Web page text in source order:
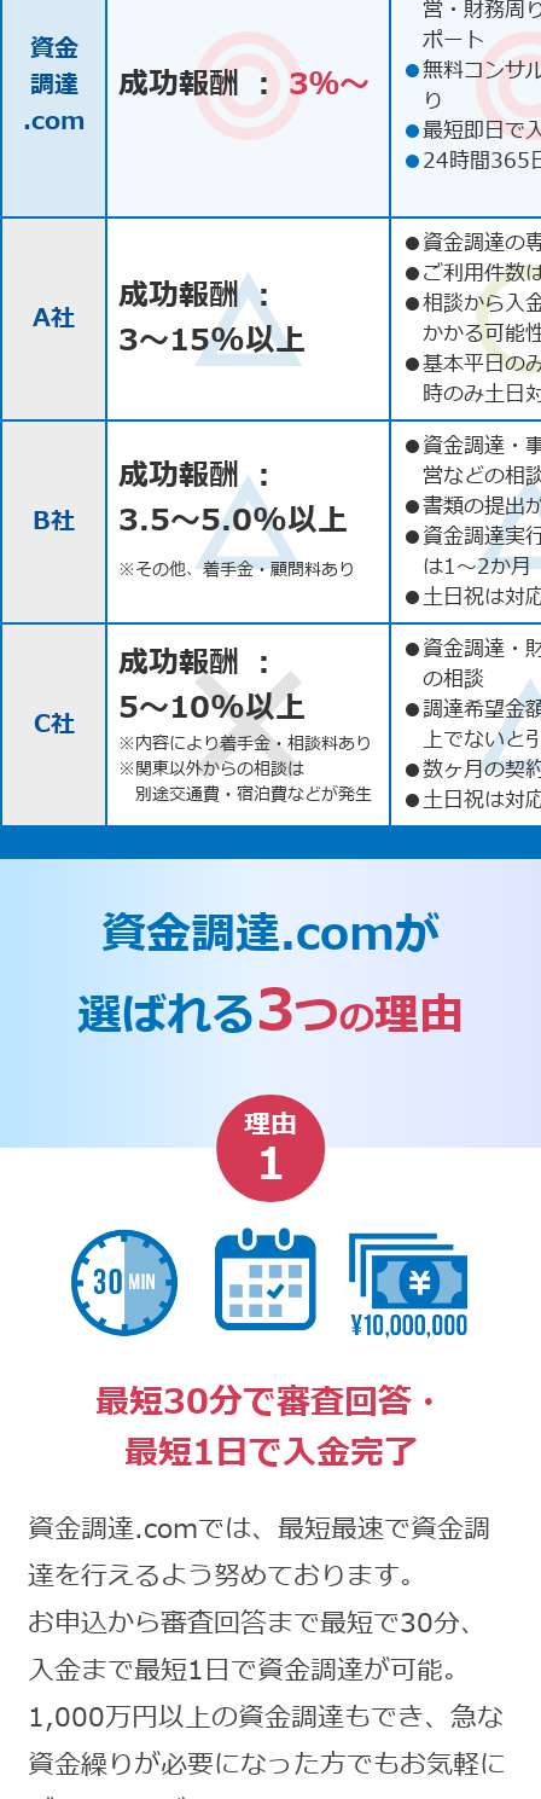
資金
調達
.com
成功報酬 ： 3％〜
営・財務周
ポート
●無料コンサ
り
●最短即日で
●24時間365
A社
成功報酬 ：
3〜15%以上
●資金調達の
●ご利用件数
●相談から入
かかる可能
●基本平日の
時のみ土日
B社
成功報酬 ：
3.5〜5.0%以上
※その他、着手金・顧問料あり
●資金調達・
営などの相
●書類の提出
●資金調達実
は1〜2か月
●土日祝は対
C社
成功報酬 ：
5〜10%以上
※内容により着手金・相談料あり
※関東以外からの相談は
別途交通費・宿泊費などが発生
●資金調達・
の相談
●調達希望金
上でないと
●数ヶ月の契
●土日祝は対
資金調達.comが
選ばれる3つの理由
理由
1
最短30分で審査回答・
最短1日で入金完了
資金調達.comでは、最短最速で資金調
達を行えるよう努めております。
お申込から審査回答まで最短で30分、
入金まで最短1日で資金調達が可能。
1,000万円以上の資金調達もでき、急な
資金繰りが必要になった方でもお気軽に